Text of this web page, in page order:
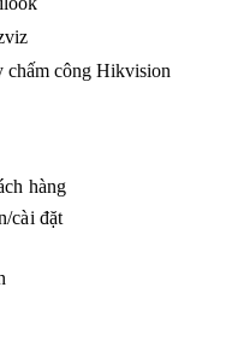
chấm công Hikvision
hàng
cài đặt